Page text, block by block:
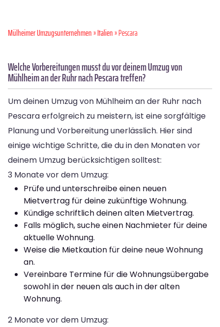
Mülheimer Umzugsunternehmen»Italien» Pescara
Welche Vorbereitungen musst du vor deinem Umzug von
Mühlheim an der Ruhr nach Pescara treffen?
Um deinen Umzug von Mühlheim an der Ruhr nach
Pescara erfolgreich zu meistern, ist eine sorgfältige
Planung und Vorbereitung unerlässlich. Hier sind
einige wichtige Schritte, die du in den Monaten vor
deinem Umzug berücksichtigen solltest:
3 Monate vor dem Umzug:
Prüfe und unterschreibe einen neuen
Mietvertrag für deine zukünftige Wohnung.
Kündige schriftlich deinen alten Mietvertrag.
Falls möglich, suche einen Nachmieter für deine
aktuelle Wohnung.
Weise die Mietkaution für deine neue Wohnung
an.
Vereinbare Termine für die Wohnungsübergabe
sowohl in der neuen als auch in der alten
Wohnung.
2 Monate vor dem Umzug: